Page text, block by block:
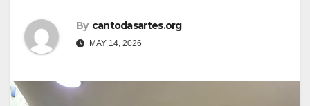
By cantodasartes.org
MAY 14, 2026